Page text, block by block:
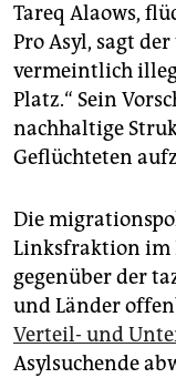
Tareq Alaows,
Pro Asyl, sagt
vermeintlich
Platz.“ Sein
nachhaltige
Geflüchteten
Die
Linksfraktion im
gegenüber der
und Länder
Verteil- und
Asylsuchende